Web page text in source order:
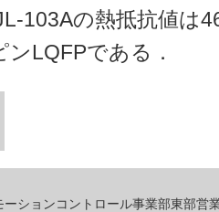
103Aの熱抵抗値は
LQFPである．
ションコントロール事業部東部営